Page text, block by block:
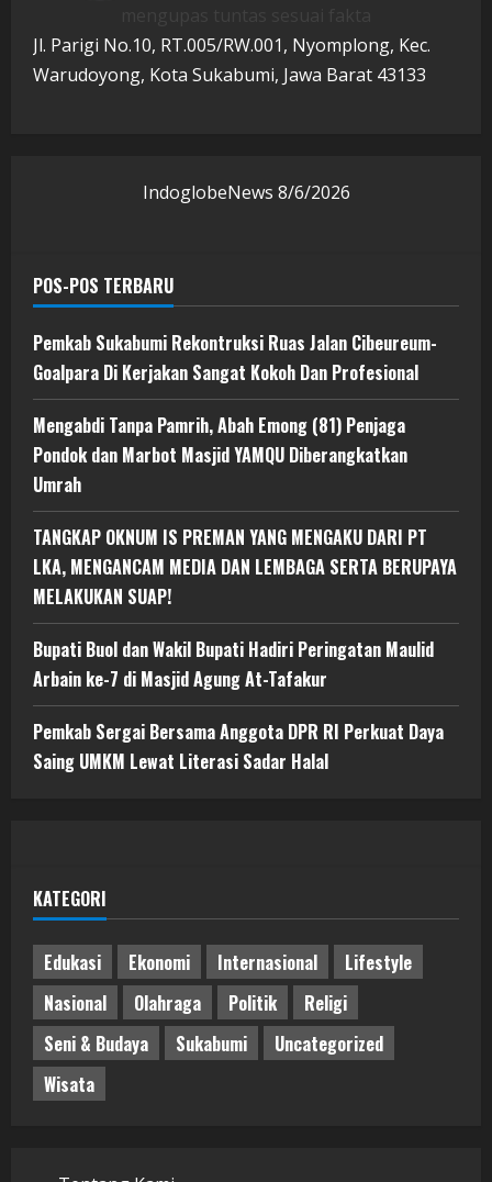
Jl. Parigi No.10, RT.005/RW.001, Nyomplong, Kec.
Warudoyong, Kota Sukabumi, Jawa Barat 43133
IndoglobeNews 8/6/2026
POS-POS TERBARU
Pemkab Sukabumi Rekontruksi Ruas Jalan Cibeureum-
Goalpara Di Kerjakan Sangat Kokoh Dan Profesional
Mengabdi Tanpa Pamrih, Abah Emong (81) Penjaga
Pondok dan Marbot Masjid YAMQU Diberangkatkan
Umrah
TANGKAP OKNUM IS PREMAN YANG MENGAKU DARI PT
LKA, MENGANCAM MEDIA DAN LEMBAGA SERTA BERUPAYA
MELAKUKAN SUAP!
Bupati Buol dan Wakil Bupati Hadiri Peringatan Maulid
Arbain ke-7 di Masjid Agung At-Tafakur
Pemkab Sergai Bersama Anggota DPR RI Perkuat Daya
Saing UMKM Lewat Literasi Sadar Halal
KATEGORI
Edukasi Ekonomi Internasional
Lifestyle
Nasional
Olahraga Politik
Religi
Seni & Budaya
Sukabumi
Uncategorized
Wisata